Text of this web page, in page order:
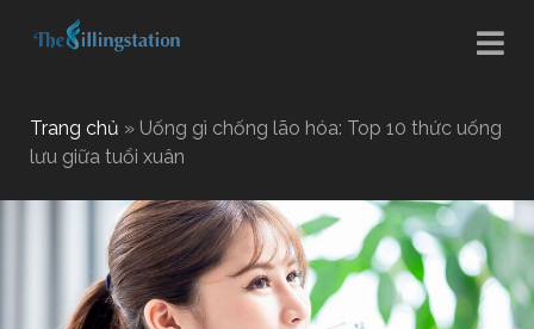
Trang chủ » Uống gì chống lão hóa: Top 10 thức uống
lưu giữa tuổi xuân